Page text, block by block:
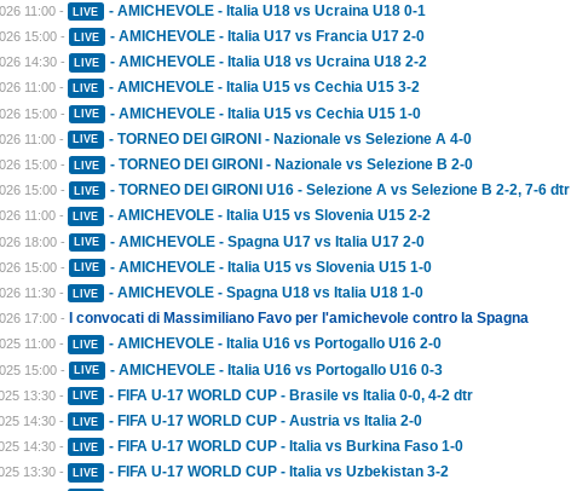
11:00 - LIVE - AMICHEVOLE - Italia U18 vs Ucraina U18 0-1
15:00 - LIVE - AMICHEVOLE - Italia U17 vs Francia U17 2-0
14:30 - LIVE - AMICHEVOLE - Italia U18 vs Ucraina U18 2-2
11:00 - LIVE - AMICHEVOLE - Italia U15 vs Cechia U15 3-2
15:00 - LIVE - AMICHEVOLE - Italia U15 vs Cechia U15 1-0
11:00 - LIVE - TORNEO DEI GIRONI - Nazionale vs Selezione A 4-0
15:00 - LIVE - TORNEO DEI GIRONI - Nazionale vs Selezione B 2-0
15:00 - LIVE - TORNEO DEI GIRONI U16 - Selezione A vs Selezione B 2-2, 7-6 dtr
11:00 - LIVE - AMICHEVOLE - Italia U15 vs Slovenia U15 2-2
18:00 - LIVE - AMICHEVOLE - Spagna U17 vs Italia U17 2-0
15:00 - LIVE - AMICHEVOLE - Italia U15 vs Slovenia U15 1-0
11:30 - LIVE - AMICHEVOLE - Spagna U18 vs Italia U18 1-0
17:00 - I convocati di Massimiliano Favo per l'amichevole contro la Spagna
11:00 - LIVE - AMICHEVOLE - Italia U16 vs Portogallo U16 2-0
15:00 - LIVE - AMICHEVOLE - Italia U16 vs Portogallo U16 0-3
13:30 - LIVE - FIFA U-17 WORLD CUP - Brasile vs Italia 0-0, 4-2 dtr
14:30 - LIVE - FIFA U-17 WORLD CUP - Austria vs Italia 2-0
14:30 - LIVE - FIFA U-17 WORLD CUP - Italia vs Burkina Faso 1-0
13:30 - LIVE - FIFA U-17 WORLD CUP - Italia vs Uzbekistan 3-2